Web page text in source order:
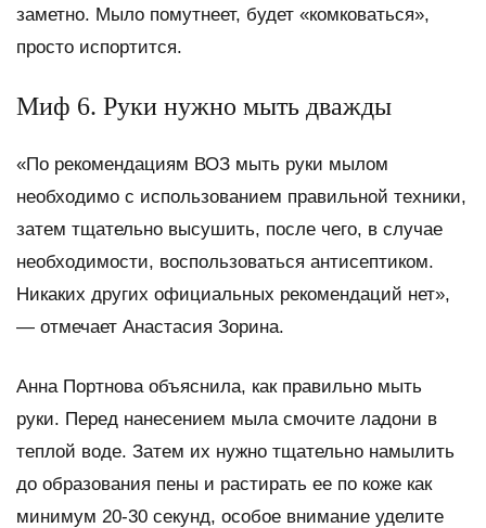
заметно. Мыло помутнеет, будет «комковаться»,
просто испортится.
Миф 6. Руки нужно мыть дважды
«По рекомендациям ВОЗ мыть руки мылом
необходимо с использованием правильной техники,
затем тщательно высушить, после чего, в случае
необходимости, воспользоваться антисептиком.
Никаких других официальных рекомендаций нет»,
— отмечает Анастасия Зорина.
Анна Портнова объяснила, как правильно мыть
руки. Перед нанесением мыла смочите ладони в
теплой воде. Затем их нужно тщательно намылить
до образования пены и растирать ее по коже как
минимум 20-30 секунд, особое внимание уделите